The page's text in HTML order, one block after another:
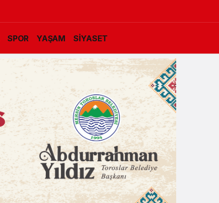
SPOR YAŞAM SİYASET